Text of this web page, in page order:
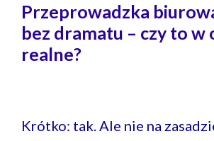
Przeprowadzka
bez dramatu – czy to w
realne?
Krótko: tak. Ale nie na